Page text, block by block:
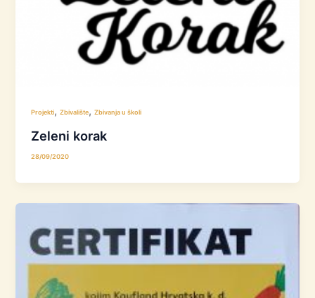
Projekti,Zbivalište,Zbivanja u školi
Zeleni korak
28/09/2020